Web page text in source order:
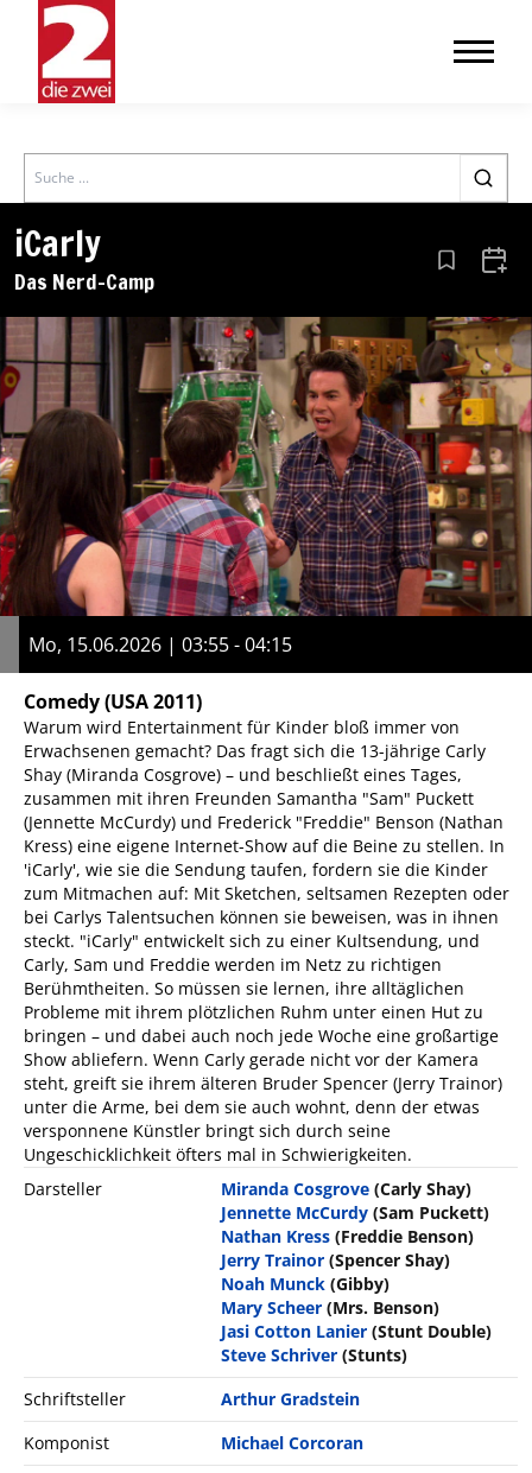
Search
iCarly
Das Nerd-Camp Aus den
Mo, 15.06.2026 | 03:55 - 04:15
Comedy(USA 2011)
Warum wird Entertainment für Kinder bloß immer von
Erwachsenen gemacht? Das fragt sich die 13-jährige Carly
Shay (Miranda Cosgrove) – und beschließt eines Tages,
zusammen mit ihren Freunden Samantha "Sam" Puckett
(Jennette McCurdy) und Frederick "Freddie" Benson (Nathan
Kress) eine eigene Internet-Show auf die Beine zu stellen. In
'iCarly', wie sie die Sendung taufen, fordern sie die Kinder
zum Mitmachen auf: Mit Sketchen, seltsamen Rezepten oder
bei Carlys Talentsuchen können sie beweisen, was in ihnen
steckt. "iCarly" entwickelt sich zu einer Kultsendung, und
Carly, Sam und Freddie werden im Netz zu richtigen
Berühmtheiten. So müssen sie lernen, ihre alltäglichen
Probleme mit ihrem plötzlichen Ruhm unter einen Hut zu
bringen – und dabei auch noch jede Woche eine großartige
Show abliefern. Wenn Carly gerade nicht vor der Kamera
steht, greift sie ihrem älteren Bruder Spencer (Jerry Trainor)
unter die Arme, bei dem sie auch wohnt, denn der etwas
versponnene Künstler bringt sich durch seine
Ungeschicklichkeit öfters mal in Schwierigkeiten.
Darsteller
Miranda Cosgrove (Carly Shay)
Jennette McCurdy (Sam Puckett)
Nathan Kress (Freddie Benson)
Jerry Trainor (Spencer Shay)
Noah Munck (Gibby)
Mary Scheer (Mrs. Benson)
Jasi Cotton Lanier (Stunt Double)
Steve Schriver (Stunts)
Schriftsteller
Arthur Gradstein
Komponist
Michael Corcoran